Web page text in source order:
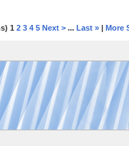
1 2 3 4 5 Next > ... Last » More